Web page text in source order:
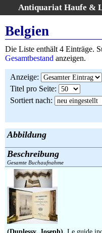
Antiquariat Haufe &
Home
Gesamtbestand
Kategorien
Schlagwörter
Suchergebnisse
AGB
Widerruf
Über uns
Aktuelle Kataloge
Kontakt
Ankauf
Links
Impressum
Belgien
Die Liste enthält 4 Einträge.
Gesamtbestand anzeigen.
Anzeige:
Titel pro Seite:
Sortiert nach:
Abbildung
Beschreibung
Gesamte Buchaufnahme